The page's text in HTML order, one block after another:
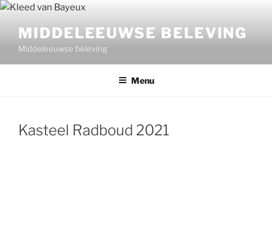
Ga
inhoud
MIDDELEEUWSE BELEVING
Middeleeuwse beleving
Menu
Kasteel Radboud 2021